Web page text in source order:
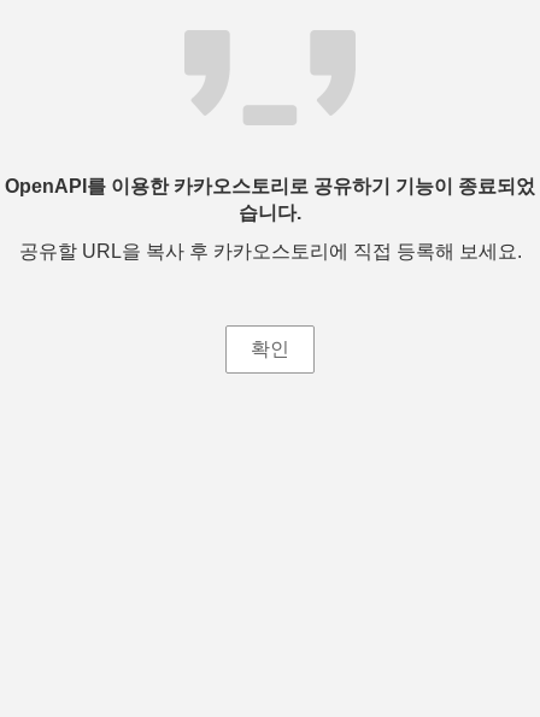
OpenAPI를 이용한 카카오스토리로 공유하기 기능이 종료되었
습니다.
공유할 URL을 복사 후 카카오스토리에 직접 등록해 보세요.
확인